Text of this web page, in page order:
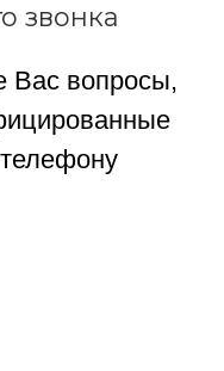
звонка
Вас вопросы,